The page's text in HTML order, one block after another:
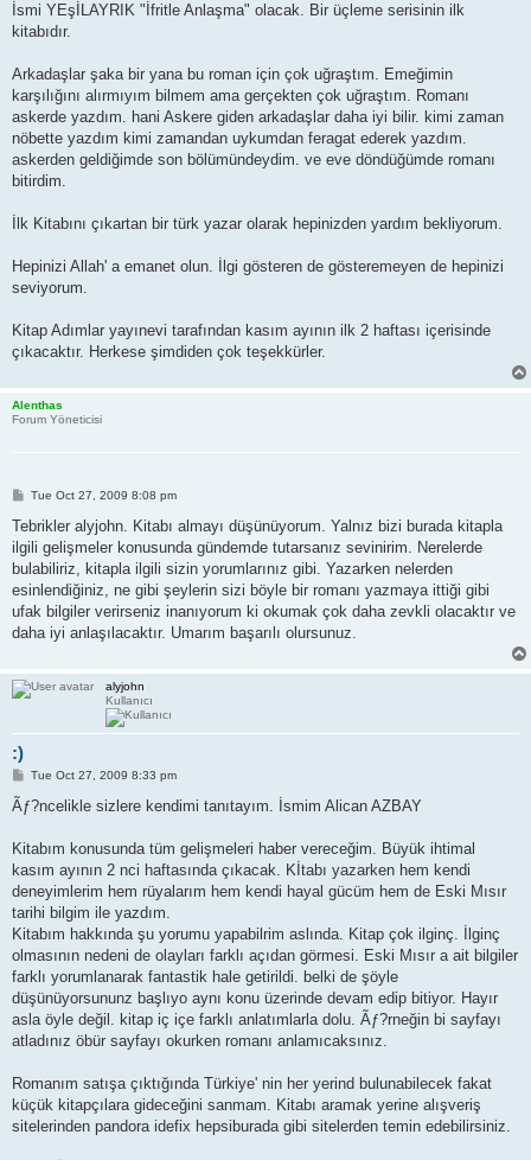
İsmi YEşİLAYRIK "İfritle Anlaşma" olacak. Bir üçleme serisinin ilk
kitabıdır.
Arkadaşlar şaka bir yana bu roman için çok uğraştım. Emeğimin
karşılığını alırmıyım bilmem ama gerçekten çok uğraştım. Romanı
askerde yazdım. hani Askere giden arkadaşlar daha iyi bilir. kimi zaman
nöbette yazdım kimi zamandan uykumdan feragat ederek yazdım.
askerden geldiğimde son bölümündeydim. ve eve döndüğümde romanı
bitirdim.
İlk Kitabını çıkartan bir türk yazar olarak hepinizden yardım bekliyorum.
Hepinizi Allah' a emanet olun. İlgi gösteren de gösteremeyen de hepinizi
seviyorum.
Kitap Adımlar yayınevi tarafından kasım ayının ilk 2 haftası içerisinde
çıkacaktır. Herkese şimdiden çok teşekkürler.
Alenthas
Forum Yöneticisi
P
s
Tue Oct 27, 2009 8:08 pm
Tebrikler alyjohn. Kitabı almayı düşünüyorum. Yalnız bizi burada kitapla
ilgili gelişmeler konusunda gündemde tutarsanız sevinirim. Nerelerde
bulabiliriz, kitapla ilgili sizin yorumlarınız gibi. Yazarken nelerden
esinlendiğiniz, ne gibi şeylerin sizi böyle bir romanı yazmaya ittiği gibi
ufak bilgiler verirseniz inanıyorum ki okumak çok daha zevkli olacaktır ve
daha iyi anlaşılacaktır. Umarım başarılı olursunuz.
alyjohn
Kullanıcı
:)
P
s
t
Tue Oct 27, 2009 8:33 pm
Ãƒ?ncelikle sizlere kendimi tanıtayım. İsmim Alican AZBAY
Kitabım konusunda tüm gelişmeleri haber vereceğim. Büyük ihtimal
kasım ayının 2 nci haftasında çıkacak. Kİtabı yazarken hem kendi
deneyimlerim hem rüyalarım hem kendi hayal gücüm hem de Eski Mısır
tarihi bilgim ile yazdım.
Kitabım hakkında şu yorumu yapabilrim aslında. Kitap çok ilginç. İlginç
olmasının nedeni de olayları farklı açıdan görmesi. Eski Mısır a ait bilgiler
farklı yorumlanarak fantastik hale getirildi. belki de şöyle
düşünüyorsununz başlıyo aynı konu üzerinde devam edip bitiyor. Hayır
asla öyle değil. kitap iç içe farklı anlatımlarla dolu. Ãƒ?rneğin bi sayfayı
atladınız öbür sayfayı okurken romanı anlamıcaksınız.
Romanım satışa çıktığında Türkiye' nin her yerind bulunabilecek fakat
küçük kitapçılara gideceğini sanmam. Kitabı aramak yerine alışveriş
sitelerinden pandora idefix hepsiburada gibi sitelerden temin edebilirsiniz.